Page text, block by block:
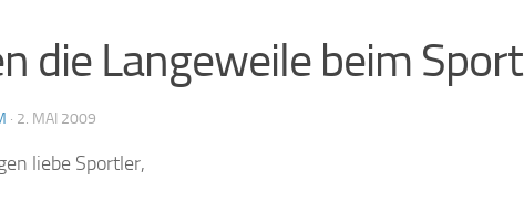
die Langeweile beim Sport
· 2. MAI 2009
liebe Sportler,